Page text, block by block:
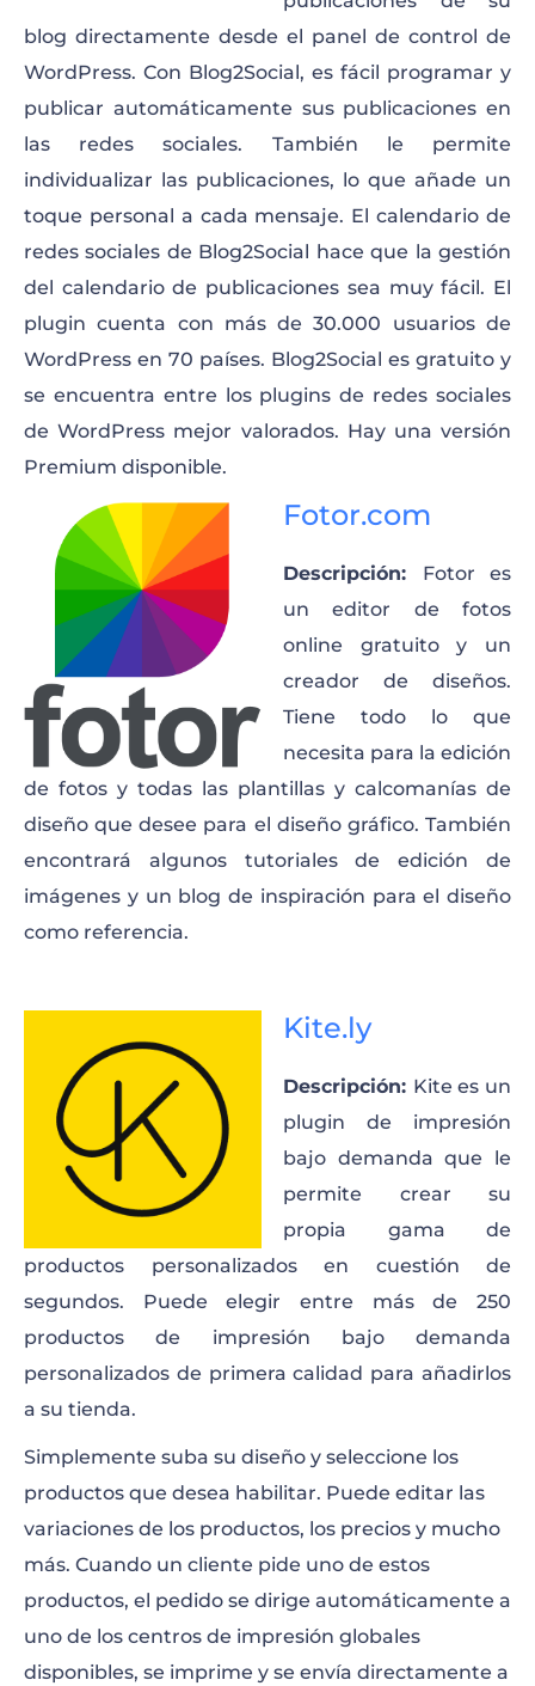
blog directamente desde el panel de control de
WordPress. Con Blog2Social, es fácil programar y
publicar automáticamente sus publicaciones en
las redes sociales. También le permite
individualizar las publicaciones, lo que añade un
toque personal a cada mensaje. El calendario de
redes sociales de Blog2Social hace que la gestión
del calendario de publicaciones sea muy fácil. El
plugin cuenta con más de 30.000 usuarios de
WordPress en 70 países. Blog2Social es gratuito y
se encuentra entre los plugins de redes sociales
de WordPress mejor valorados. Hay una versión
Premium disponible.
Fotor.com
Descripción: Fotor es
un editor de fotos
online gratuito y un
creador de diseños.
Tiene todo lo que
necesita para la edición
de fotos y todas las plantillas y calcomanías de
diseño que desee para el diseño gráfico. También
encontrará algunos tutoriales de edición de
imágenes y un blog de inspiración para el diseño
como referencia.
Kite.ly
Descripción: Kite es un
plugin de impresión
bajo demanda que le
permite crear su
propia gama de
productos personalizados en cuestión de
segundos. Puede elegir entre más de 250
productos de impresión bajo demanda
personalizados de primera calidad para añadirlos
a su tienda.
Simplemente suba su diseño y seleccione los
productos que desea habilitar. Puede editar las
variaciones de los productos, los precios y mucho
más. Cuando un cliente pide uno de estos
productos, el pedido se dirige automáticamente a
uno de los centros de impresión globales
disponibles, se imprime y se envía directamente a